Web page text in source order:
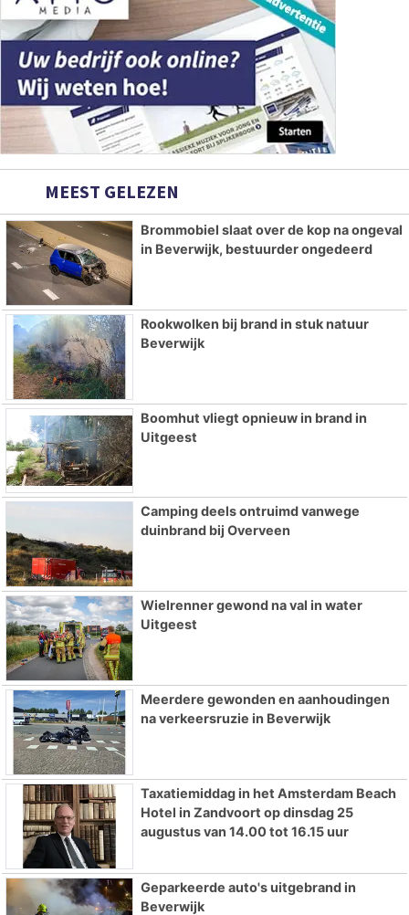
MEEST GELEZEN
Brommobiel slaat over de kop na ongeval
in Beverwijk, bestuurder ongedeerd
Rookwolken bij brand in stuk natuur
Beverwijk
Boomhut vliegt opnieuw in brand in
Uitgeest
Camping deels ontruimd vanwege
duinbrand bij Overveen
Wielrenner gewond na val in water
Uitgeest
Meerdere gewonden en aanhoudingen
na verkeersruzie in Beverwijk
Taxatiemiddag in het Amsterdam Beach
Hotel in Zandvoort op dinsdag 25
augustus van 14.00 tot 16.15 uur
Geparkeerde auto's uitgebrand in
Beverwijk